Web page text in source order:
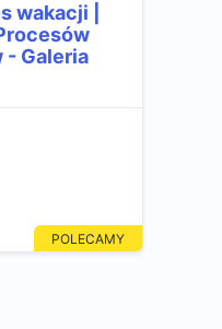
wakacji |
- Galeria